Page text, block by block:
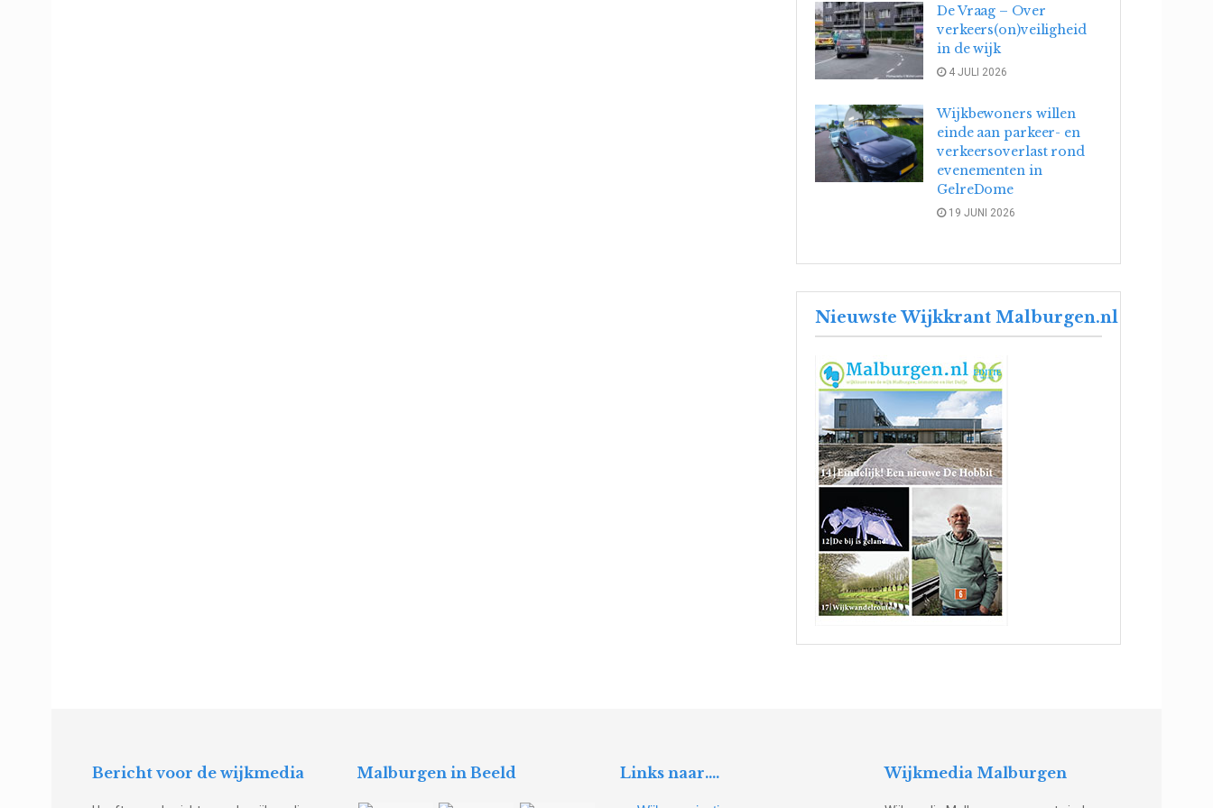
De Vraag – Over
verkeers(on)veiligheid
in de wijk
4 JULI 2026
Wijkbewoners willen
einde aan parkeer- en
verkeersoverlast rond
evenementen in
GelreDome
19 JUNI 2026
Nieuwste Wijkkrant Malburgen.nl
Bericht voor de wijkmedia Malburgen in Beeld Links naar…. Wijkmedia Malburgen